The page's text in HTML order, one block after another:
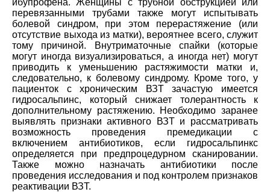
перевязанными трубами также могут испытывать
болевой синдром, при этом перерастяжение (или
отсутствие выхода из матки), вероятнее всего, служит
тому причиной. Внутриматочные спайки (которые
могут иногда визуализироваться, а иногда нет) могут
приводить к уменьшению растяжимости матки и,
следовательно, к болевому синдрому. Кроме того, у
пациенток с хроническим ВЗТ зачастую имеется
гидросальпинс, который снижает толерантность к
дополнительному растяжению. Необходимо заранее
выявлять признаки активного ВЗТ и рассматривать
возможность проведения премедикации с
включением антибиотиков, если гидросальпинкс
определяется при предпроцедурном сканировании.
Также можно назначать антибиотики после
проведения исследования и под контролем признаков
реактивации ВЗТ.